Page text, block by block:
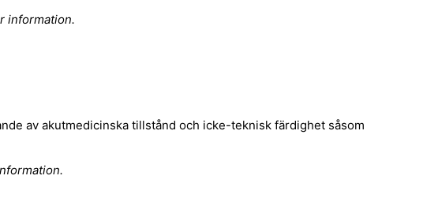
information.
av akutmedicinska tillstånd och icke-teknisk färdighet såsom